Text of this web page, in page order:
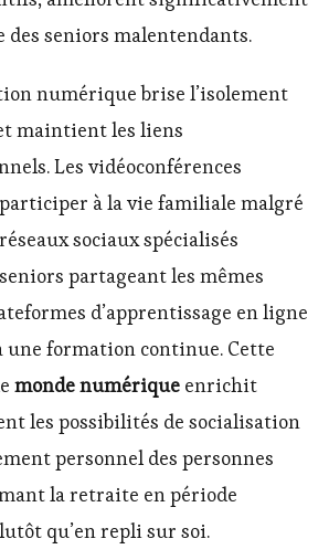
des seniors malentendants.
numérique brise l’isolement
maintient les liens
Les vidéoconférences
à la vie familiale malgré
sociaux spécialisés
partageant les mêmes
d’apprentissage en ligne
une formation continue. Cette
monde numérique enrichit
les possibilités de socialisation
personnel des personnes
la retraite en période
qu’en repli sur soi.